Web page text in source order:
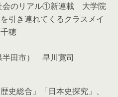
会のリアル①新連載 大学院
引き連れてくるクラスメイ
穂
半田市） 早川寛司
史総合」「日本史探究」、